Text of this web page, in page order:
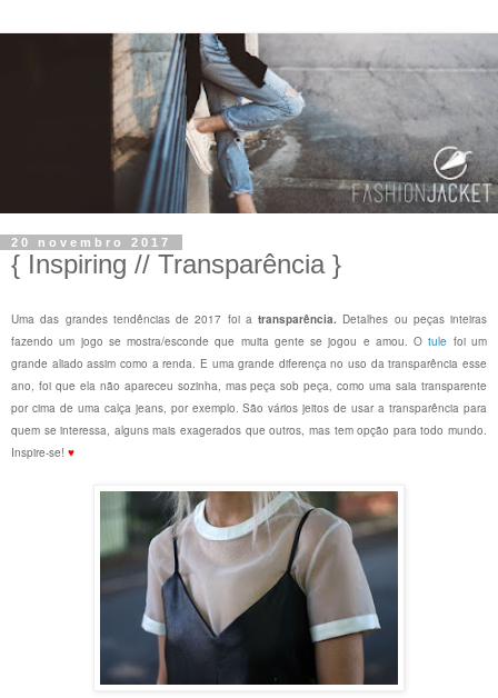
20 novembro 2017
{ Inspiring // Transparência }
Uma das grandes tendências de 2017 foi atransparência. Detalhes ou peças inteiras
fazendo um jogo se mostra/esconde que muita gente se jogou e amou. Otule foi um
grande aliado assim como a renda. E uma grande diferença no uso da transparência esse
ano, foi que ela não apareceu sozinha, mas peça sob peça, como uma saia transparente
por cima de uma calça jeans, por exemplo. São vários jeitos de usar a transparência para
quem se interessa, alguns mais exagerados que outros, mas tem opção para todo mundo.
Inspire-se! ♥